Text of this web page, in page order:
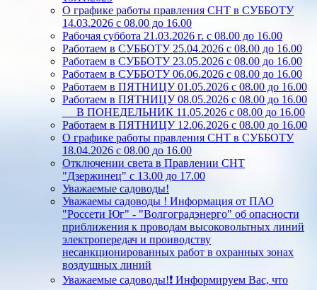
О графике работы правления СНТ в СУББОТУ
14.03.2026 с 08.00 до 16.00
Рабочая суббота 21.03.2026 г. с 08.00 до 16.00
Работаем в СУББОТУ 25.04.2026 с 08.00 до 16.00
Работаем в СУББОТУ 23.05.2026 с 08.00 до 16.00
Работаем в СУББОТУ 06.06.2026 с 08.00 до 16.00
Работаем в ПЯТНИЦУ 01.05.2026 с 08.00 до 16.00
Работаем в ПЯТНИЦУ 08.05.2026 с 08.00 до 16.00
В ПОНЕДЕЛЬНИК 11.05.2026 с 08.00 до 16.00
Работаем в ПЯТНИЦУ 12.06.2026 с 08.00 до 16.00
О графике работы правления СНТ в СУББОТУ
18.04.2026 с 08.00 до 16.00
Отключении света в Правлении СНТ
"Дзержинец" с 13.00 до 17.00
Уважаемые садоводы!
Уважаемы садоводы ! Информация от ПАО
"Россети Юг" - "Волгоградэнерго" об опасности
приближения к проводам высоковольтных линий
электропередач и проиводству
несанкционированных работ в охранных зонах
воздушных линий
Уважаемые садоводы!❗ Информируем Вас, что